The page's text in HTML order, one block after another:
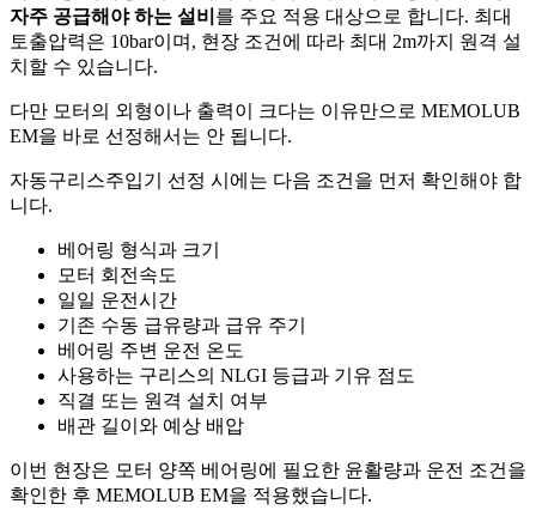
자주 공급해야 하는 설비 를 주요 적용 대상으로 합니다. 최대
토출압력은 10bar이며, 현장 조건에 따라 최대 2m까지 원격 설
치할 수 있습니다.
다만 모터의 외형이나 출력이 크다는 이유만으로 MEMOLUB
EM을 바로 선정해서는 안 됩니다.
자동구리스주입기 선정 시에는 다음 조건을 먼저 확인해야 합
니다.
베어링 형식과 크기
모터 회전속도
일일 운전시간
기존 수동 급유량과 급유 주기
베어링 주변 운전 온도
사용하는 구리스의 NLGI 등급과 기유 점도
직결 또는 원격 설치 여부
배관 길이와 예상 배압
이번 현장은 모터 양쪽 베어링에 필요한 윤활량과 운전 조건을
확인한 후 MEMOLUB EM을 적용했습니다.